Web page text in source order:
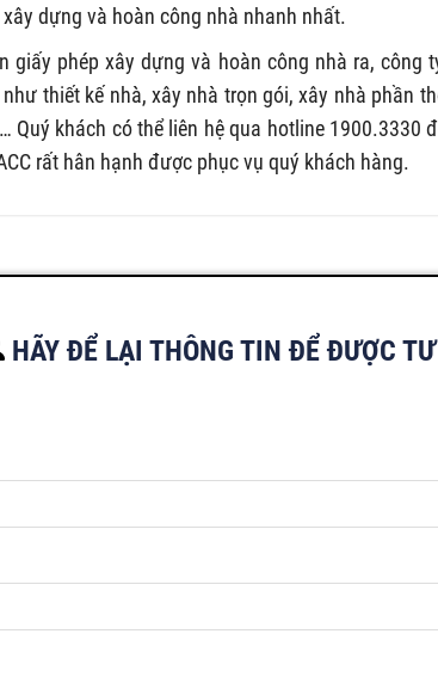
dựng và hoàn công nhà nhanh nhất.
giấy phép xây dựng và hoàn công nhà ra, công
thiết kế nhà, xây nhà trọn gói, xây nhà phần
Quý khách có thể liên hệ qua hotline 1900.3330
rất hân hạnh được phục vụ quý khách hàng.
HÃY ĐỂ LẠI THÔNG TIN ĐỂ ĐƯỢC